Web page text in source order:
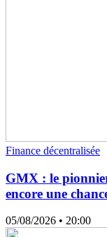
Finance décentralisée
GMX : le
encore une
05/08/2026 • 20:00